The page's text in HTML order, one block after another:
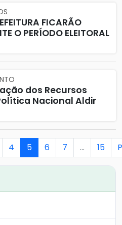
FICARÃO
O PERÍODO ELEITORAL
dos Recursos
Nacional Aldir
4 5 6 7 … 15